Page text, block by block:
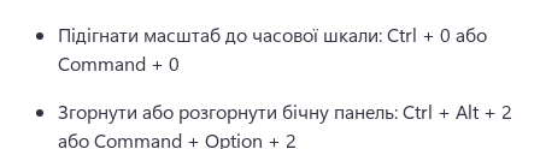
Підігнати масштаб до часової шкали: Ctrl + 0 або
Command + 0
Згорнути або розгорнути бічну панель: Ctrl + Alt + 2
або Command + Option + 2